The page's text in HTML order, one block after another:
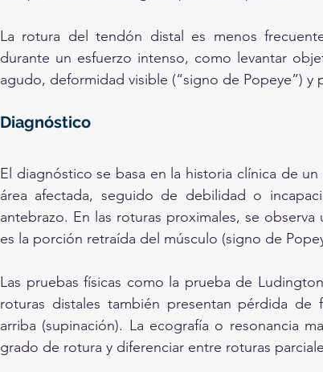
La rotura del tendón distal es menos
durante un esfuerzo intenso, como levantar
agudo, deformidad visible (“signo de Popeye”) y
Diagnóstico
El diagnóstico se basa en la historia clínica de
área afectada, seguido de debilidad o
antebrazo. En las roturas proximales, se
es la porción retraída del músculo (signo de
Las pruebas físicas como la prueba de
roturas distales también presentan pérdida de
arriba (supinación). La ecografía o resonancia
grado de rotura y diferenciar entre roturas